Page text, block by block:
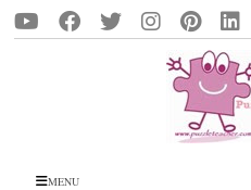
MENU